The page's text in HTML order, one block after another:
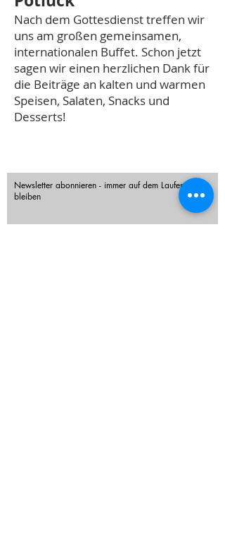
Nach dem Gottesdienst treffen wir
uns am großen gemeinsamen,
internationalen Buffet. Schon jetzt
sagen wir einen herzlichen Dank für
die Beiträge an kalten und warmen
Speisen, Salaten, Snacks und
Desserts!
Newsletter abonnieren - immer auf dem Laufenden
bleiben